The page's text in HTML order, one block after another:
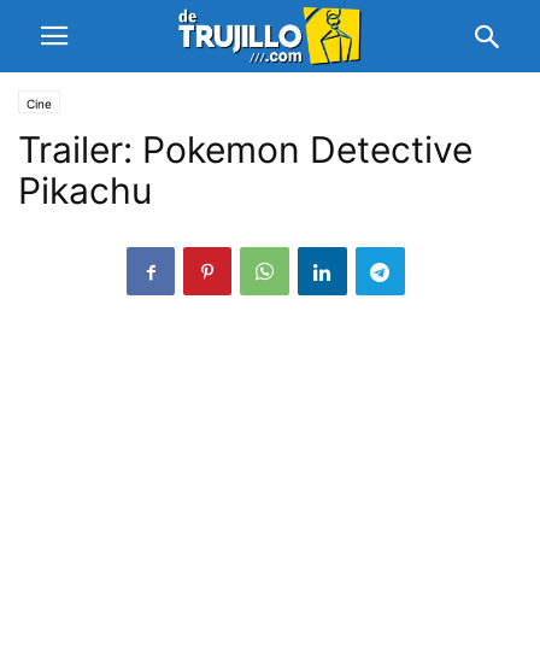
Cine
Trailer: Pokemon Detective
Pikachu